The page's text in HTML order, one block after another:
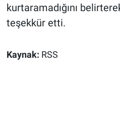
kurtaramadığını
teşekkür etti.
Kaynak: RSS